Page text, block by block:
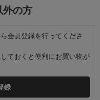
外の方
会員登録を行ってくださ
ておくと便利にお買い物が